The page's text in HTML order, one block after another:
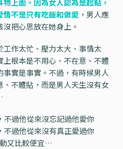
上面。因為女人認為是起點，
情不是只有吃飯和做愛 ，男人應
把心思放在她身上。
作太忙、壓力太大、事情太
根本是不用心、不在意、不體
實是事實。不過，有時候男人
不體貼，而是男人天生沒有女
不過他從來沒忘記過他愛你
不過他從來沒有真正愛過你
又比較便宜…